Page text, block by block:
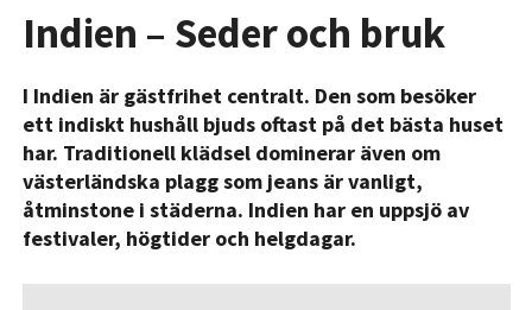
Indien – Seder och bruk
I Indien är gästfrihet centralt. Den som besöker
ett indiskt hushåll bjuds oftast på det bästa huset
har. Traditionell klädsel dominerar även om
västerländska plagg som jeans är vanligt,
åtminstone i städerna. Indien har en uppsjö av
festivaler, högtider och helgdagar.